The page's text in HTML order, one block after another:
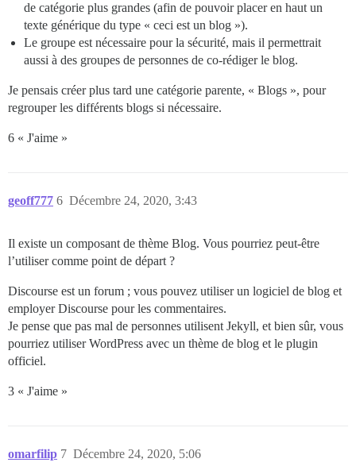
de catégorie plus grandes (afin de pouvoir placer en haut un
texte générique du type « ceci est un blog »).
Le groupe est nécessaire pour la sécurité, mais il permettrait
aussi à des groupes de personnes de co-rédiger le blog.
Je pensais créer plus tard une catégorie parente, « Blogs », pour
regrouper les différents blogs si nécessaire.
6 « J'aime »
geoff777 Décembre 24, 2020, 3:43
6
Il existe un composant de thème Blog. Vous pourriez peut-être
l’utiliser comme point de départ ?
Discourse est un forum ; vous pouvez utiliser un logiciel de blog et
employer Discourse pour les commentaires.
Je pense que pas mal de personnes utilisent Jekyll, et bien sûr, vous
pourriez utiliser WordPress avec un thème de blog et le plugin
officiel.
3 « J'aime »
omarfilip Décembre 24, 2020, 5:06
7